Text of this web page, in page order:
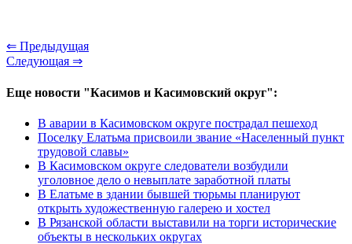
⇐ Предыдущая
Следующая ⇒
Еще новости "Касимов и Касимовский округ":
В аварии в Касимовском округе пострадал пешеход
Поселку Елатьма присвоили звание «Населенный пункт
трудовой славы»
В Касимовском округе следователи возбудили
уголовное дело о невыплате заработной платы
В Елатьме в здании бывшей тюрьмы планируют
открыть художественную галерею и хостел
В Рязанской области выставили на торги исторические
объекты в нескольких округах